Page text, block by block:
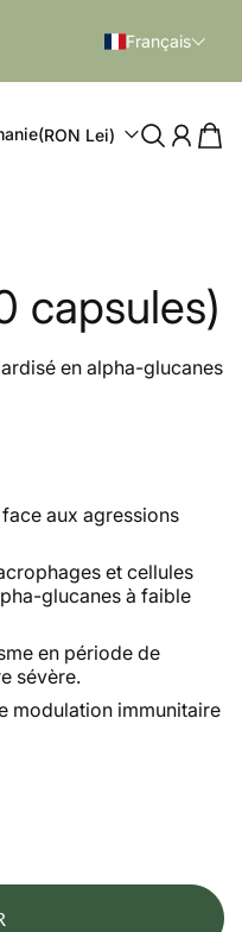
Français
(RON Lei)
capsules)
en alpha-glucanes
aux agressions
et cellules
glucanes à faible
en période de
sévère.
modulation immunitaire